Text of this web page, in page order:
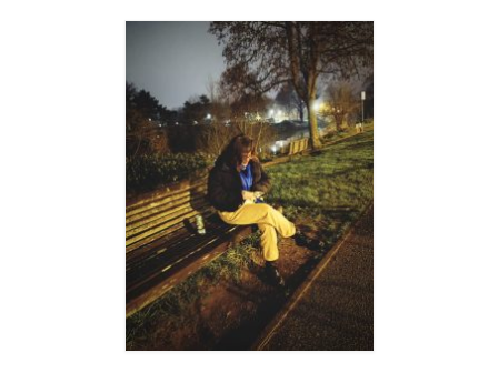
Quedate con nosotras